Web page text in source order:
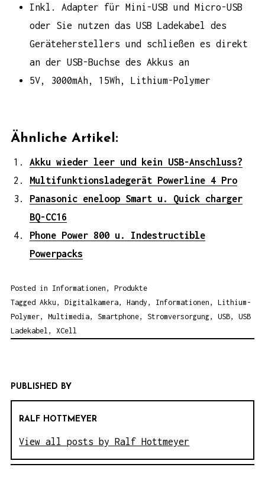
Inkl. Adapter für Mini-USB und Micro-USB
oder Sie nutzen das USB Ladekabel des
Geräteherstellers und schließen es direkt
an der USB-Buchse des Akkus an
5V, 3000mAh, 15Wh, Lithium-Polymer
Ähnliche Artikel:
Akku wieder leer und kein USB-Anschluss?
Multifunktionsladegerät Powerline 4 Pro
Panasonic eneloop Smart u. Quick charger
BQ-CC16
Phone Power 800 u. Indestructible
Powerpacks
Posted in Informationen , Produkte
Tagged Akku , Digitalkamera, Handy , Informationen , Lithium-
Polymer, Multimedia, Smartphone, Stromversorgung, USB, USB
Ladekabel , XCell
PUBLISHED BY
RALF HOTTMEYER
View all posts by Ralf Hottmeyer